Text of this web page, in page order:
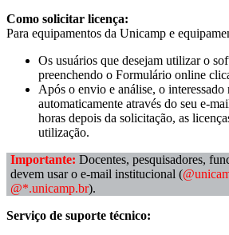
Como solicitar licença:
Para equipamentos da Unicamp e
Os usuários que desejam utilizar o
preenchendo o Formulário online
Após o envio e análise, o interessado
automaticamente através do seu e-
horas depois da solicitação, as
utilização.
Importante: Docentes, pesquisadores,
devem usar o e-mail institucional (
@*.unicamp.br).
Serviço de suporte técnico: